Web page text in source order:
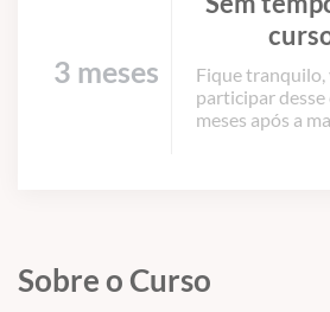
3 meses
Fique tranquilo,
participar desse
meses após a
Sobre o Curso